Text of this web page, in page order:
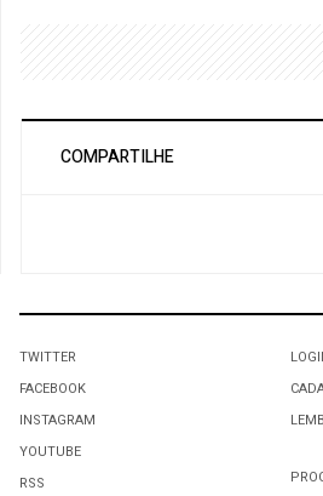
COMPARTILHE
TWITTER
FACEBOOK
INSTAGRAM
YOUTUBE
RSS